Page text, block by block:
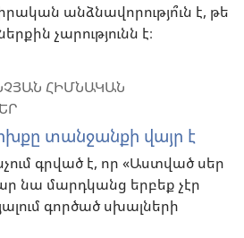
անձնավորությո՞ւն է, թե
չարությունն է։
ՀԻՄՆԱԿԱՆ
տանջանքի վայր է
գրված է, որ «Աստված սեր
նա մարդկանց երբեք չէր
գործած սխալների